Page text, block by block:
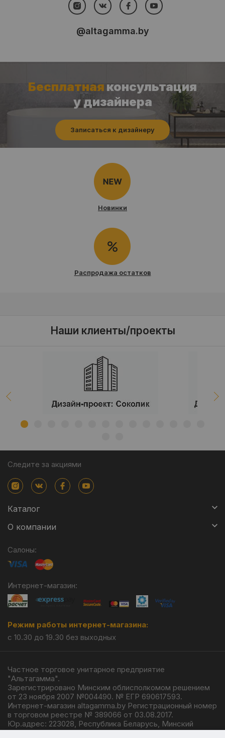
@altagamma.by
Бесплатная консультация
у дизайнера
Записаться к дизайнеру
Новинки
Распродажа остатков
Наши клиенты/проекты
Следите за акциями
Каталог
О компании
Салоны:
Интернет-магазин:
Режим работы интернет-магазина:
с 10.30 до 19.30 без выходных
Частное торговое унитарное предприятие
"Альтагамма".
Зарегистрировано Минским облисполкомом решением
от 23 ноября 2007 №004490. № ЕГР 690617593.
Интернет-магазин altagamma.by Регистрационный номер
в торговом реестре № 389066 от 03.08.2017.
Юр.адрес: 223028, Республика Беларусь, Минский
район, г.п. Ждановичи, ул. Линейная, 4/1.